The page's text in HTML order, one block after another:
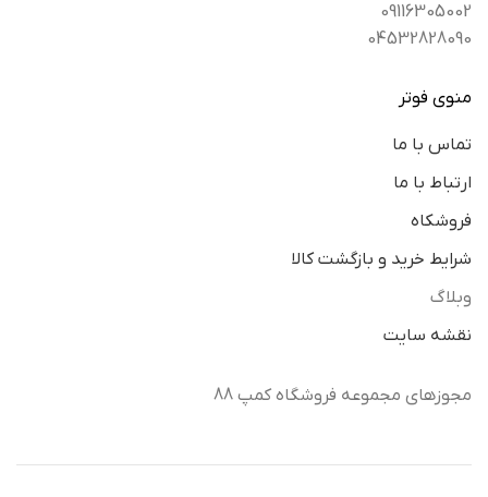
09116305002
04532828090
منوی فوتر
تماس با ما
ارتباط با ما
فروشکاه
شرایط خرید و بازگشت کالا
وبلاگ
نقشه سایت
مجوزهای مجموعه فروشگاه کمپ 88